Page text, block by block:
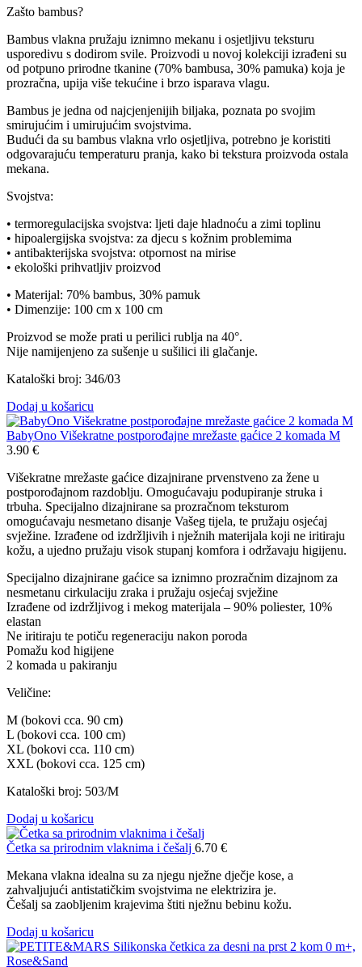
Zašto bambus?
Bambus vlakna pružaju iznimno mekanu i osjetljivu teksturu
usporedivu s dodirom svile. Proizvodi u novoj kolekciji izrađeni su
od potpuno prirodne tkanine (70% bambusa, 30% pamuka) koja je
prozračna, upija više tekućine i brzo isparava vlagu.
Bambus je jedna od najcjenjenijih biljaka, poznata po svojim
smirujućim i umirujućim svojstvima.
Budući da su bambus vlakna vrlo osjetljiva, potrebno je koristiti
odgovarajuću temperaturu pranja, kako bi tekstura proizvoda ostala
mekana.
Svojstva:
• termoregulacijska svojstva: ljeti daje hladnoću a zimi toplinu
• hipoalergijska svojstva: za djecu s kožnim problemima
• antibakterijska svojstva: otpornost na mirise
• ekološki prihvatljiv proizvod
• Materijal: 70% bambus, 30% pamuk
• Dimenzije: 100 cm x 100 cm
Proizvod se može prati u perilici rublja na 40°.
Nije namijenjeno za sušenje u sušilici ili glačanje.
Kataloški broj: 346/03
Dodaj u košaricu
BabyOno Višekratne postporođajne mrežaste gaćice 2 komada M
3.90 €
Višekratne mrežaste gaćice dizajnirane prvenstveno za žene u
postporođajnom razdoblju. Omogućavaju podupiranje struka i
trbuha. Specijalno dizajnirane sa prozračnom teksturom
omogućavaju nesmetano disanje Vašeg tijela, te pružaju osjećaj
svježine. Izrađene od izdržljivih i nježnih materijala koji ne iritiraju
kožu, a ujedno pružaju visok stupanj komfora i održavaju higijenu.
Specijalno dizajnirane gaćice sa iznimno prozračnim dizajnom za
nesmetanu cirkulaciju zraka i pružaju osjećaj svježine
Izrađene od izdržljivog i mekog materijala – 90% poliester, 10%
elastan
Ne iritiraju te potiču regeneraciju nakon poroda
Pomažu kod higijene
2 komada u pakiranju
Veličine:
M (bokovi cca. 90 cm)
L (bokovi cca. 100 cm)
XL (bokovi cca. 110 cm)
XXL (bokovi cca. 125 cm)
Kataloški broj: 503/M
Dodaj u košaricu
Četka sa prirodnim vlaknima i češalj 6.70 €
Mekana vlakna idealna su za njegu nježne dječje kose, a
zahvaljujući antistatičkim svojstvima ne elektrizira je.
Češalj sa zaobljenim krajevima štiti nježnu bebinu kožu.
Dodaj u košaricu